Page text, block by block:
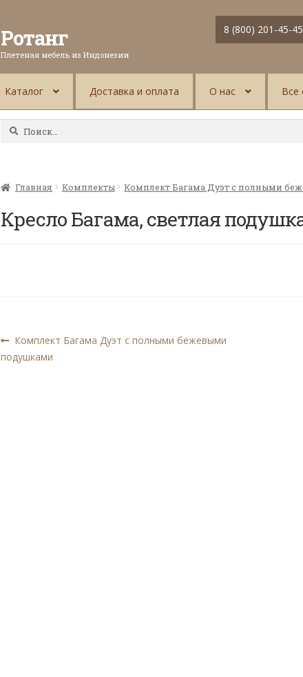
Ротанг
Плетеная мебель из Индонезии
8 (800) 201-45-45
Каталог Доставка и оплата О нас Все
Найти:
Главная Комплекты Комплект Багама Дуэт с полными
Кресло Багама, светлая
Навигация
по
Предыдущая
запись:
Комплект Багама Дуэт с полными бежевыми
подушками